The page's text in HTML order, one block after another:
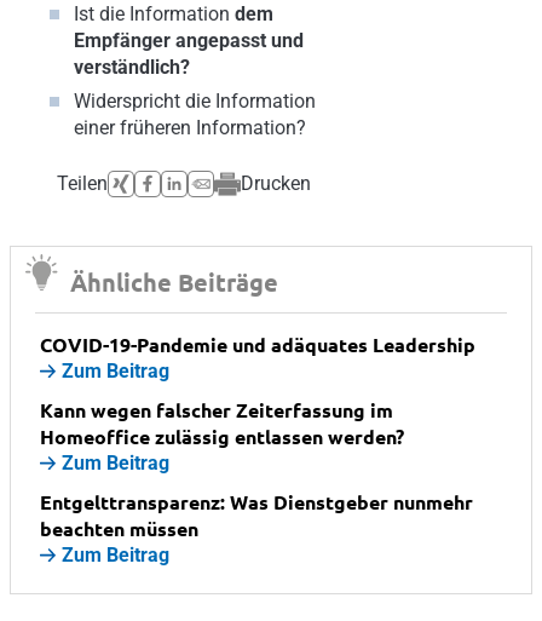
Ist die Information dem
Empfänger angepasst und
verständlich?
Widerspricht die Information
einer früheren Information?
Teilen Drucken
Ähnliche Beiträge
COVID-19-Pandemie und adäquates Leadership
Zum Beitrag
Kann wegen falscher Zeiterfassung im
Homeoffice zulässig entlassen werden?
Zum Beitrag
Entgelttransparenz: Was Dienstgeber nunmehr
beachten müssen
Zum Beitrag